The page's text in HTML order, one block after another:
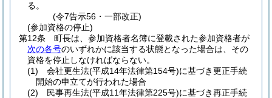
る。
(令7告示56・一部改正)
(参加資格の停止)
第12条
町長は、参加資格者名簿に登載された参加資格者が
次の各号のいずれかに該当する状態となった場合は、その
資格を停止しなければならない。
(1)
会社更生法(平成14年法律第154号)に基づき更正手続
開始の申立てが行われた場合
(2)
民事再生法(平成11年法律第225号)に基づき再正手続